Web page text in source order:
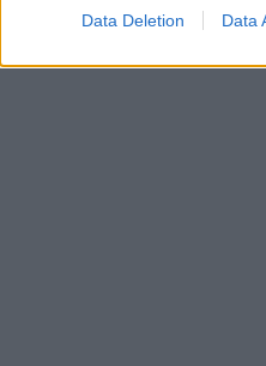
Data Deletion Data